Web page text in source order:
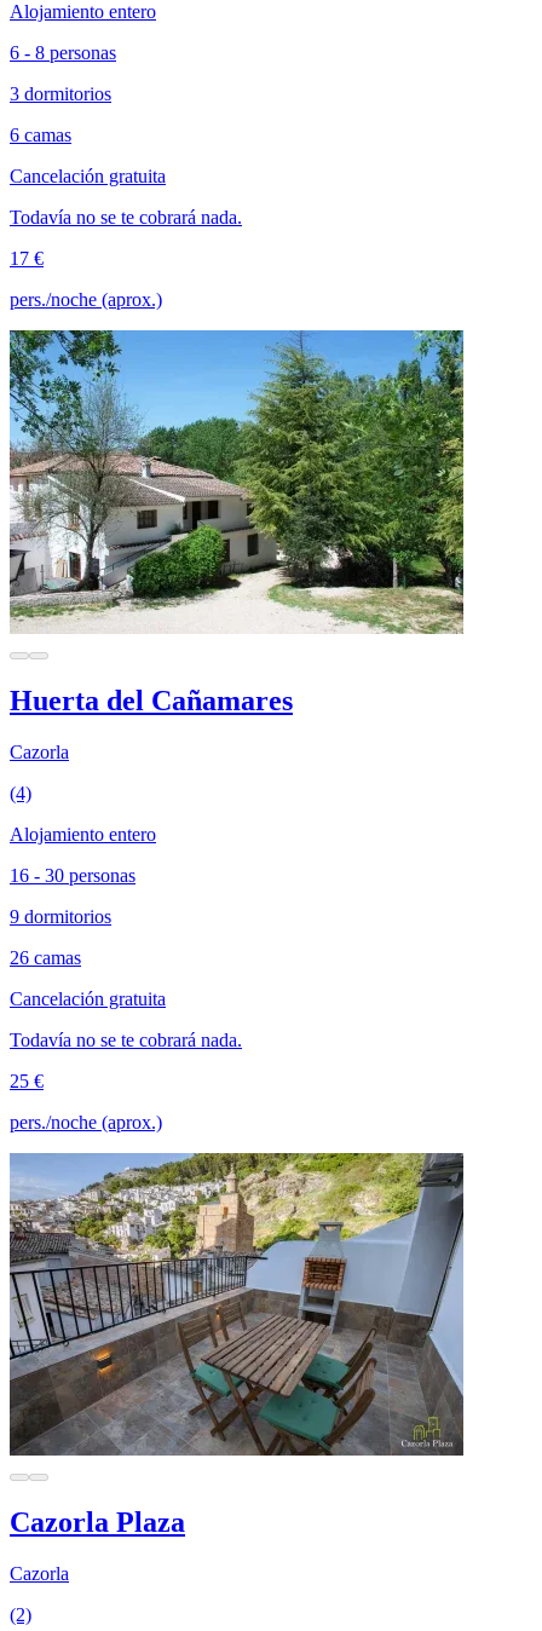
Alojamiento entero
6 - 8 personas
3 dormitorios
6 camas
Cancelación gratuita
Todavía no se te cobrará nada.
17 €
pers./noche (aprox.)
Huerta del Cañamares
Cazorla
(4)
Alojamiento entero
16 - 30 personas
9 dormitorios
26 camas
Cancelación gratuita
Todavía no se te cobrará nada.
25 €
pers./noche (aprox.)
Cazorla Plaza
Cazorla
(2)